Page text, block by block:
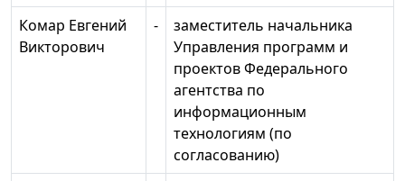
Комар Евгений
Викторович
-
заместитель начальника
Управления программ и
проектов Федерального
агентства по
информационным
технологиям (по
согласованию)